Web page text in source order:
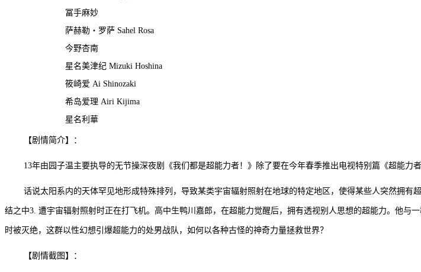
冨手麻妙
萨赫勒・罗萨 Sahel Rosa
今野杏南
星名美津纪 Mizuki Hoshina
筱崎爱 Ai Shinozaki
希岛爱理 Airi Kijima
星名利華
【剧情简介】：
13年由园子温主要执导的无节操深夜剧《我们都是超能力者！》除了要在今年春季推出电视特别篇《超能力
话说太阳系内的天体罕见地形成特殊排列，导致某类宇宙辐射照射在地球的特定地区，使得某些人突然拥
结之中3. 遭宇宙辐射照射时正在打飞机。高中生鸭川嘉郎，在超能力觉醒后，拥有透视别人思想的超能力。他与
时被灭绝，这群以性幻想引爆超能力的处男战队，如何以各种古怪的神奇力量拯救世界？
【剧情截图】：